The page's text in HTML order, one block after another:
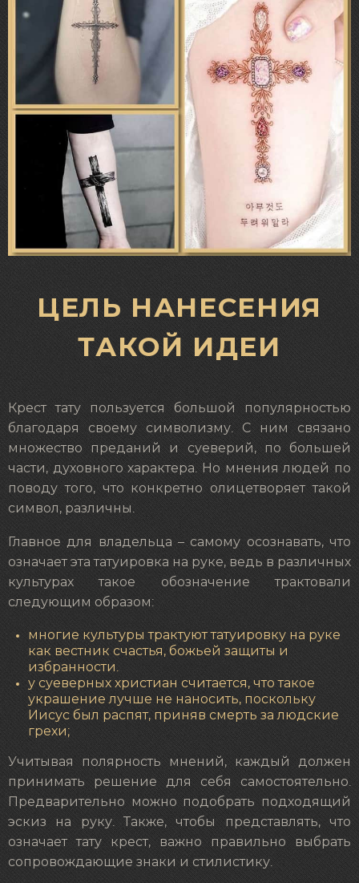
ЦЕЛЬ НАНЕСЕНИЯ
ТАКОЙ ИДЕИ
Крест тату пользуется большой популярностью
благодаря своему символизму. С ним связано
множество преданий и суеверий, по большей
части, духовного характера. Но мнения людей по
поводу того, что конкретно олицетворяет такой
символ, различны.
Главное для владельца – самому осознавать, что
означает эта татуировка на руке, ведь в различных
культурах такое обозначение трактовали
следующим образом:
многие культуры трактуют татуировку на руке
как вестник счастья, божьей защиты и
избранности.
у суеверных христиан считается, что такое
украшение лучше не наносить, поскольку
Иисус был распят, приняв смерть за людские
грехи;
Учитывая полярность мнений, каждый должен
принимать решение для себя самостоятельно.
Предварительно можно подобрать подходящий
эскиз на руку. Также, чтобы представлять, что
означает тату крест, важно правильно выбрать
сопровождающие знаки и стилистику.